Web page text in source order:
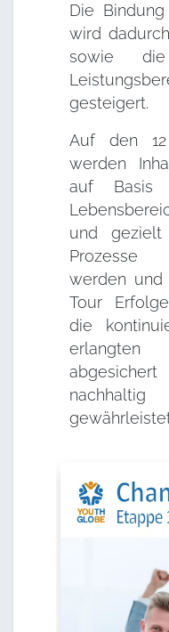
Die
wird
sowie
gesteigert.
Auf den
werden
auf Basis
und gezielt
Prozesse
werden
Tour
die